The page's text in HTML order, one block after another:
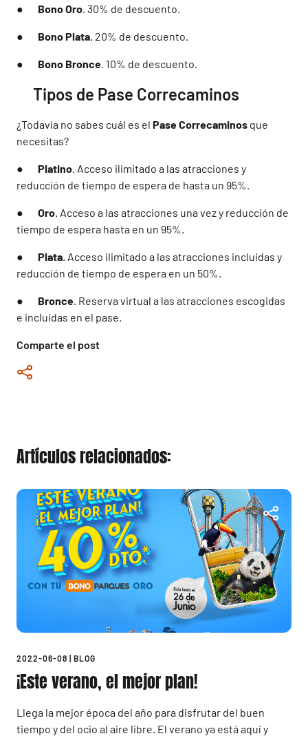
Comparte el post
● Bono Oro . 30% de descuento.
● Bono Plata . 20% de descuento.
● Bono Bronce . 10% de descuento.
Tipos de Pase Correcaminos
¿Todavía no sabes cuál es el Pase Correcaminos que
necesitas?
● Platino . Acceso ilimitado a las atracciones y
reducción de tiempo de espera de hasta un 95%.
● Oro . Acceso a las atracciones una vez y reducción de
tiempo de espera hasta en un 95%.
● Plata . Acceso ilimitado a las atracciones incluidas y
reducción de tiempo de espera en un 50%.
● Bronce . Reserva virtual a las atracciones escogidas
e incluidas en el pase.
Artículos relacionados:
2022-06-08 | BLOG
¡Este verano, el mejor plan!
Llega la mejor época del año para disfrutar del buen
tiempo y del ocio al aire libre. El verano ya está aquí y